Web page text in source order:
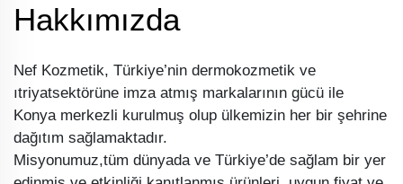
Hakkımızda
Nef Kozmetik, Türkiye’nin dermokozmetik ve
ıtriyatsektörüne imza atmış markalarının gücü ile
Konya merkezli kurulmuş olup ülkemizin her bir şehrine
dağıtım sağlamaktadır.
Misyonumuz,tüm dünyada ve Türkiye’de sağlam bir yer